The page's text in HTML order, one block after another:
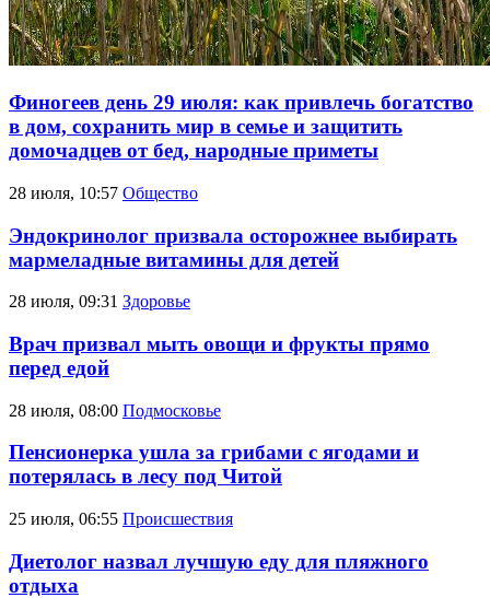
Финогеев день 29 июля: как привлечь богатство
в дом, сохранить мир в семье и защитить
домочадцев от бед, народные приметы
28 июля, 10:57 Общество
Эндокринолог призвала осторожнее выбирать
мармеладные витамины для детей
28 июля, 09:31 Здоровье
Врач призвал мыть овощи и фрукты прямо
перед едой
28 июля, 08:00 Подмосковье
Пенсионерка ушла за грибами c ягодами и
потерялась в лесу под Читой
25 июля, 06:55 Происшествия
Диетолог назвал лучшую еду для пляжного
отдыха